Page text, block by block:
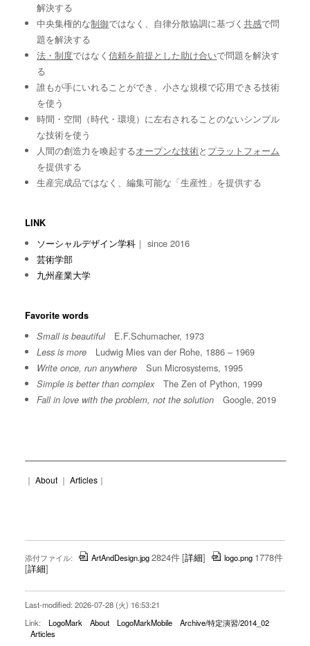
解決する
中央集権的な制御ではなく、自律分散協調に基づく共感で問
題を解決する
法・制度ではなく信頼を前提とした助け合いで問題を解決す
る
誰もが手にいれることができ、小さな規模で応用できる技術
を使う
時間・空間（時代・環境）に左右されることのないシンプル
な技術を使う
人間の創造力を喚起するオープンな技術と プラットフォーム
を提供する
生産完成品ではなく、編集可能な「生産性」を提供する
LINK
ソーシャルデザイン学科 ｜ since 2016
芸術学部
九州産業大学
Favorite words
Small is beautifulE.F.Schumacher, 1973
Less is more Ludwig Mies van der Rohe, 1886 – 1969
Write once, run anywhere Sun Microsystems, 1995
Simple is better than complexThe Zen of Python, 1999
Fall in love with the problem, not the solution Google, 2019
｜ About｜ Articles｜
添付ファイル: ArtAndDesign.jpg2824件[詳細] logo.png 1778件
[詳細]
Last-modified: 2026-07-28 (火) 16:53:21
Link:
LogoMark About LogoMarkMobile
Archive/特定演習/2014_02
Articles